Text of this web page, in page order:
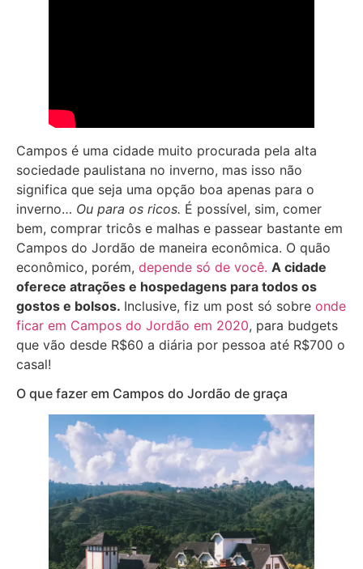
Campos é uma cidade muito procurada pela alta
sociedade paulistana no inverno, mas isso não
significa que seja uma opção boa apenas para o
inverno… Ou para os ricos. É possível, sim, comer
bem, comprar tricôs e malhas e passear bastante em
Campos do Jordão de maneira econômica. O quão
econômico, porém, depende só de você. A cidade
oferece atrações e hospedagens para todos os
gostos e bolsos. Inclusive, fiz um post só sobre onde
ficar em Campos do Jordão em 2020, para budgets
que vão desde R$60 a diária por pessoa até R$700 o
casal!
O que fazer em Campos do Jordão de graça